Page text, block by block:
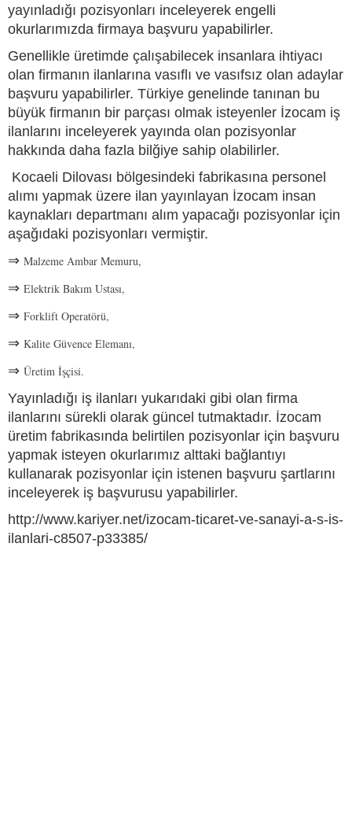
yayınladığı pozisyonları inceleyerek engelli
okurlarımızda firmaya başvuru yapabilirler.
Genellikle üretimde çalışabilecek insanlara ihtiyacı
olan firmanın ilanlarına vasıflı ve vasıfsız olan adaylar
başvuru yapabilirler. Türkiye genelinde tanınan bu
büyük firmanın bir parçası olmak isteyenler İzocam iş
ilanlarını inceleyerek yayında olan pozisyonlar
hakkında daha fazla bilğiye sahip olabilirler.
Kocaeli Dilovası bölgesindeki fabrikasına personel
alımı yapmak üzere ilan yayınlayan İzocam insan
kaynakları departmanı alım yapacağı pozisyonlar için
aşağıdaki pozisyonları vermiştir.
⇒ Malzeme Ambar Memuru,
⇒ Elektrik Bakım Ustası,
⇒ Forklift Operatörü,
⇒ Kalite Güvence Elemanı,
⇒ Üretim İşçisi.
Yayınladığı iş ilanları yukarıdaki gibi olan firma
ilanlarını sürekli olarak güncel tutmaktadır. İzocam
üretim fabrikasında belirtilen pozisyonlar için başvuru
yapmak isteyen okurlarımız alttaki bağlantıyı
kullanarak pozisyonlar için istenen başvuru şartlarını
inceleyerek iş başvurusu yapabilirler.
http://www.kariyer.net/izocam-ticaret-ve-sanayi-a-s-is-
ilanlari-c8507-p33385/